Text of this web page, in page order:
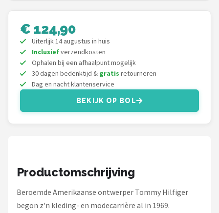
Kingseven
Sinner
Montuurtjevoorjou
Guess
Fako Sunglasses®
Zonnebril Dames
€ 124,90
Uiterlijk 14 augustus in huis
Inclusiefverzendkosten
Ophalen bij een afhaalpunt mogelijk
30 dagen bedenktijd & gratis retourneren
Dag en nacht klantenservice
BEKIJK OP BOL
Productomschrijving
Beroemde Amerikaanse ontwerper Tommy Hilfiger
begon z'n kleding- en modecarrière al in 1969.